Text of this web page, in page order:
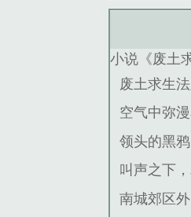
小说《废土
废土求生
空气中弥
领头的黑
叫声之下
南城郊区